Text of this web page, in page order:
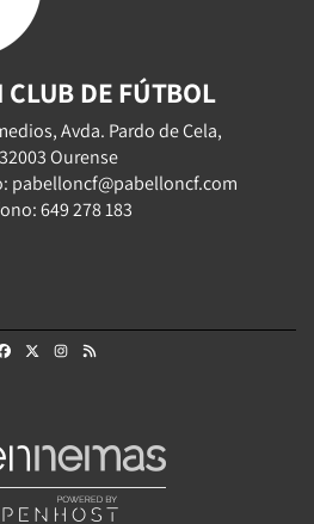
CLUB DE FÚTBOL
Avda. Pardo de Cela,
Ourense
pabelloncf@pabelloncf.com
649 278 183
FacebookInstagram